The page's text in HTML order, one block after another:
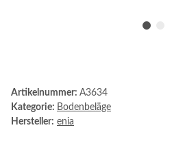
Artikelnummer: A3634
Kategorie: Bodenbeläge
Hersteller: enia